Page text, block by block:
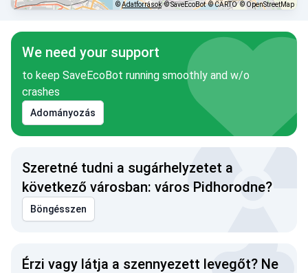
©Adatforrások © SaveEcoBot © CARTO © OpenStreetMap
We need your support
to keep SaveEcoBot running smoothly and w/o
crashes
Adományozás
Szeretné tudni a sugárhelyzetet a
következő városban: város Pidhorodne?
Böngésszen
Érzi vagy látja a szennyezett levegőt? Ne